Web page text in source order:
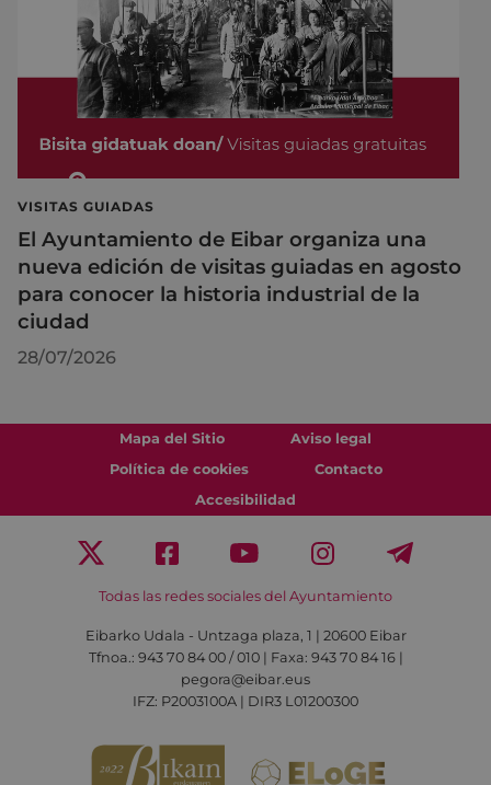
VISITAS GUIADAS
El Ayuntamiento de Eibar organiza una
nueva edición de visitas guiadas en agosto
para conocer la historia industrial de la
ciudad
28/07/2026
Mapa del Sitio
Aviso legal
Política de cookies
Contacto
Accesibilidad
Todas las redes sociales del Ayuntamiento
Eibarko Udala - Untzaga plaza, 1 | 20600 Eibar
Tfnoa.: 943 70 84 00 / 010 | Faxa: 943 70 84 16 |
pegora@eibar.eus
IFZ: P2003100A | DIR3 L01200300